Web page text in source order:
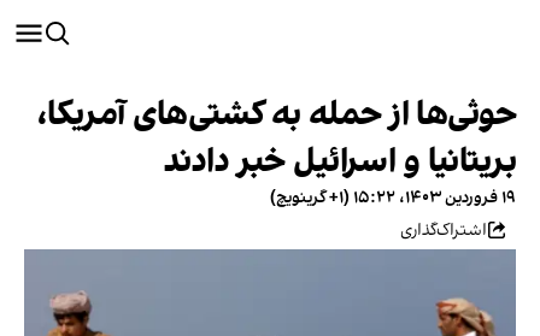
حوثی‌ها از حمله به کشتی‌های آمریکا،
بریتانیا و اسرائیل خبر دادند
۱۹ فروردین ۱۴۰۳، ۱۵:۲۲ (‎+۱ گرینویچ)
اشتراک‌گذاری